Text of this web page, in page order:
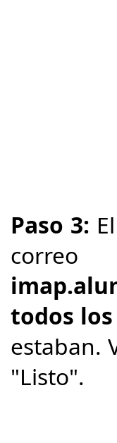
Paso 3:
correo
todos
estaban.
"Listo".